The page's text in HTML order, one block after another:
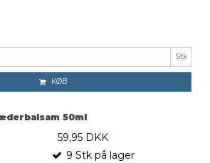
Stk
KØB
50ml
59,95 DKK
9 Stk på lager